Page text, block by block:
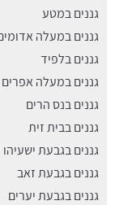
גננים במטע
גננים במעלה
גננים בלפיד
גננים במעלה אפרים
גננים בנס הרים
גננים בבית זית
גננים בגבעת ישעיהו
גננים בגבעת זאב
גננים בגבעת יערים